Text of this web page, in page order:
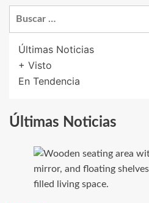
Últimas Noticias
+ Visto
En Tendencia
Últimas Noticias